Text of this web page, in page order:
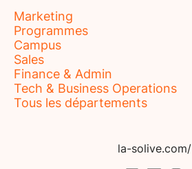
Marketing
Programmes
Campus
Sales
Finance & Admin
Tech & Business Operations
Tous les départements
la-solive.com/